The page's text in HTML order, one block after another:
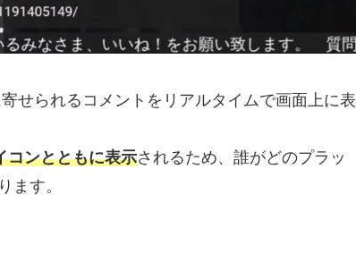
せられるコメントをリアルタイムで画面上に表
ンとともに表示されるため、誰がどのプラッ
ます。